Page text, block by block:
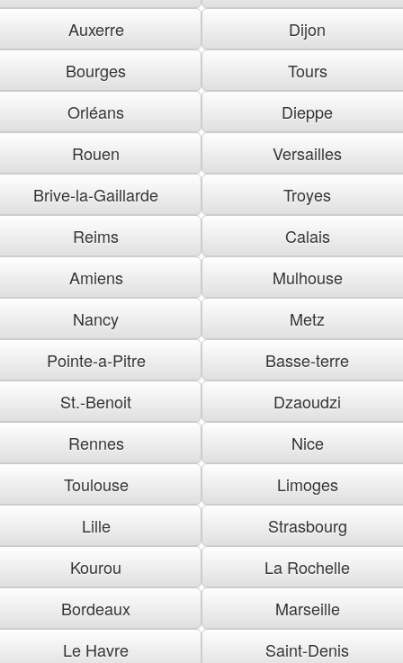
Auxerre
Dijon
Bourges
Tours
Orléans
Dieppe
Rouen
Versailles
Brive-la-Gaillarde
Troyes
Reims
Calais
Amiens
Mulhouse
Nancy
Metz
Pointe-a-Pitre
Basse-terre
St.-Benoit
Dzaoudzi
Rennes
Nice
Toulouse
Limoges
Lille
Strasbourg
Kourou
La Rochelle
Bordeaux
Marseille
Le Havre
Saint-Denis